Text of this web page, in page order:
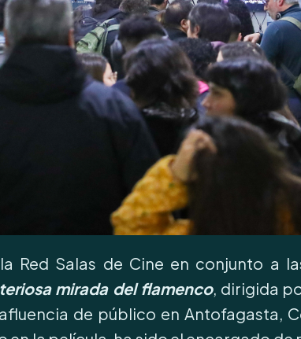
Red Salas de Cine en conjunto a
mirada del flamenco, dirigida
de público en Antofagasta,